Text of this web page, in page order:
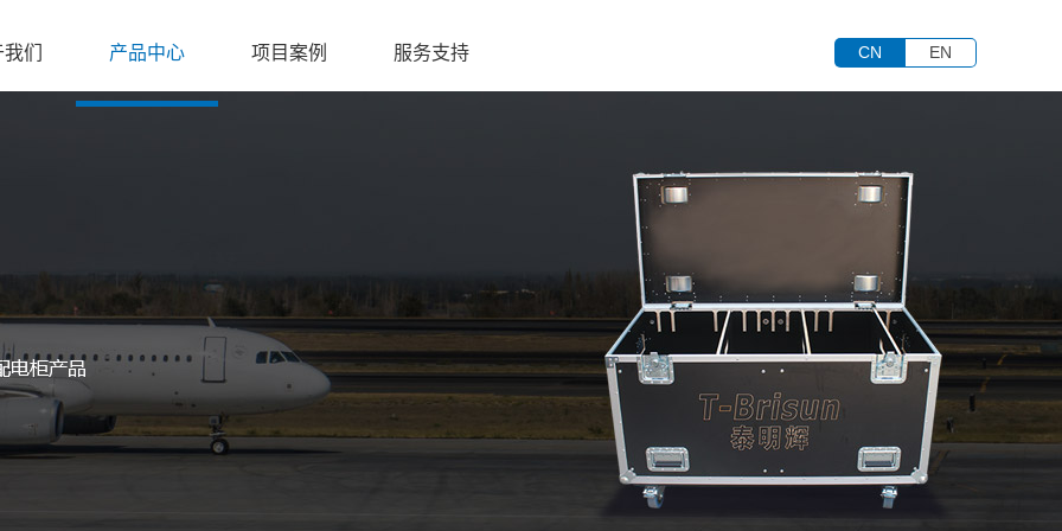
们 产品中心 项目案例 服务支持 EN
CN